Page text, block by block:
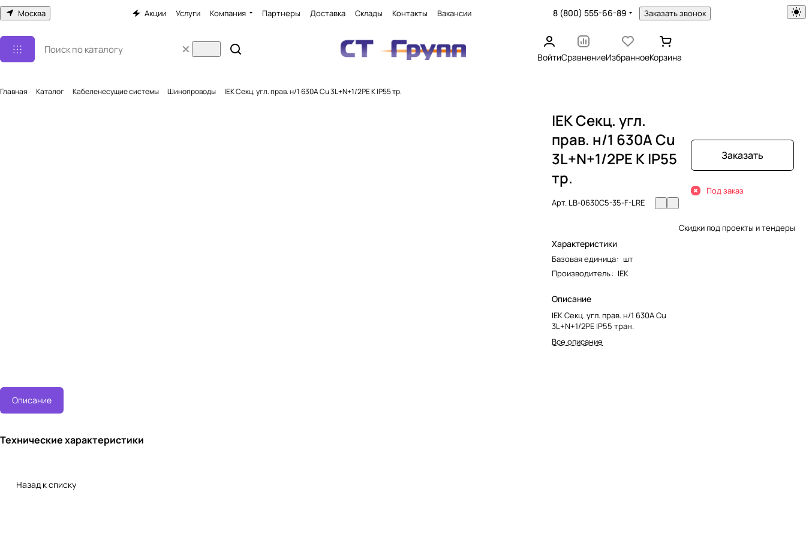
Москва Акции Услуги Компания Партнеры Доставка Склады Контакты Вакансии 8 (800) 555-66-89 Заказать звонок
ВойтиСравнениеИзбранноеКорзина
Главная Каталог Кабеленесущие системы Шинопроводы IEK Секц. угл. прав. н/1 630А Cu 3L+N+1/2PE К IP55 тр.
IEK Секц. угл.
прав. н/1 630А Cu
3L+N+1/2PE К IP55
тр.
Арт. LB-0630C5-35-F-LRE
Характеристики
Базовая единица: шт
Производитель: IEK
Описание
IEK Секц. угл. прав. н/1 630А Cu
3L+N+1/2PE IP55 тран.
Все описание
Заказать
Под заказ
Скидки под проекты и тендеры
Описание
Технические характеристики
Назад к списку